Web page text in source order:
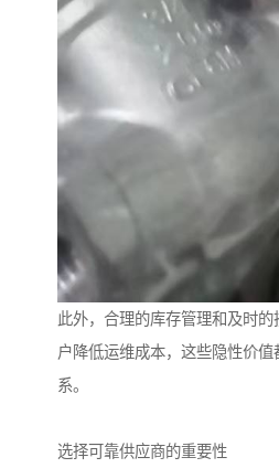
此外，合理的库存管理和及时的
户降低运维成本，这些隐性价
系。
选择可靠供应商的重要性